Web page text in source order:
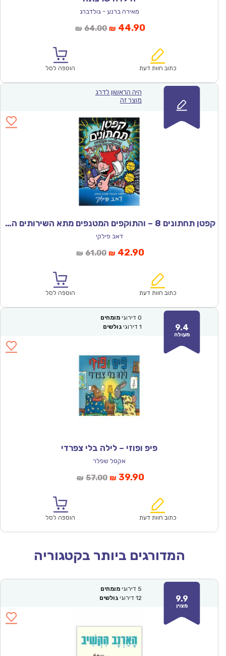
מאירה ברנע - גולדברג
₪ 64.00המחיר
₪64.00.
₪ 44.90המחיר
הוא:
כתוב חוות דעת הוספה לסל
היה הראשון לדרג
מוצר זה
קפטן תחתונים 8 – והתוקפים המטנפים מתא השירותים התכול
דאב פילקי
₪ 61.00המחיר
₪61.00.
₪ 42.90המחיר
הוא:
כתוב חוות דעת הוספה לסל
9.4
מעולה
0 דירוגי מומחים
1 דירוגי גולשים
פיפ ופוזי – לילה בלי צפרדי
אקסל שפלר
₪ 57.00המחיר
₪57.00.
₪ 39.90המחיר
הוא:
כתוב חוות דעת הוספה לסל
המדורגים ביותר בקטגוריה
9.9
מצוין
5 דירוגי מומחים
12 דירוגי גולשים